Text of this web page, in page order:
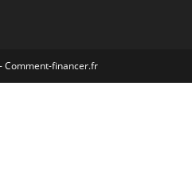
Comment-financer.fr